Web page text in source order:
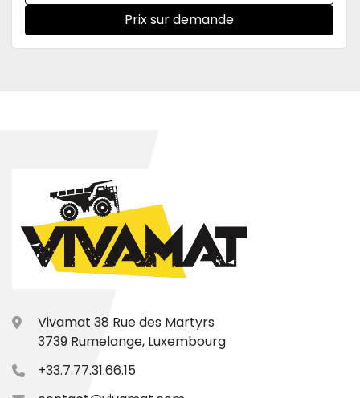
Prix sur demande
Vivamat 38 Rue des Martyrs
3739 Rumelange, Luxembourg
+33.7.77.31.66.15